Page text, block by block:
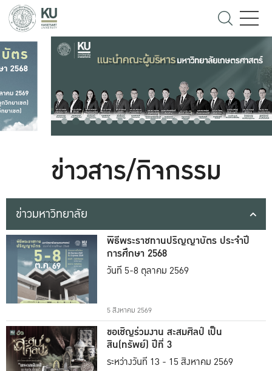
ข่าวสาร/กิจกรรม
ข่าวมหาวิทยาลัย
พิธีพระราชทานปริญญาบัตร ประจำปี
การศึกษา 2568
วันที่ 5-8 ตุลาคม 2569
5 สิงหาคม 2569
ขอเชิญร่วมงาน สะสมศิลป์ เป็น
สิน(ทรัพย์) ปีที่ 3
ระหว่างวันที่ 13 - 15 สิงหาคม 2569